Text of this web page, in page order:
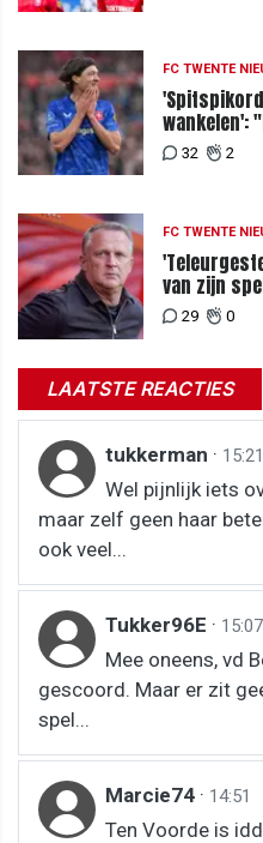
FC TWENTE
wankelen':
signaal"
32 2
FC TWENTE
van zijn
meeste diep"
29 0
LAATSTE REACTIES
tukkerman · 15:21
Wel pijnlijk iets
maar zelf geen haar
ook veel...
Tukker96E · 15:07
Mee oneens, vd
gescoord. Maar er zit
spel...
Marcie74 · 14:51
Ten Voorde is